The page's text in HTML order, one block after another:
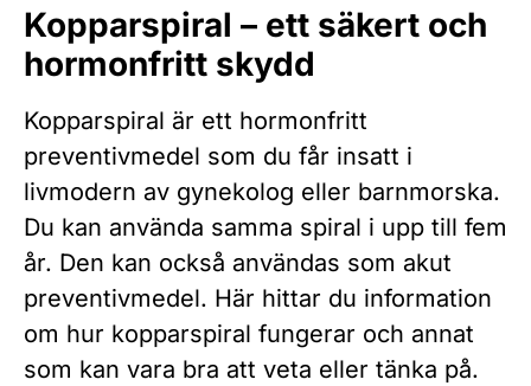
Kopparspiral – ett säkert och
hormonfritt skydd
Kopparspiral är ett hormonfritt
preventivmedel som du får insatt i
livmodern av gynekolog eller barnmorska.
Du kan använda samma spiral i upp till fem
år. Den kan också användas som akut
preventivmedel. Här hittar du information
om hur kopparspiral fungerar och annat
som kan vara bra att veta eller tänka på.